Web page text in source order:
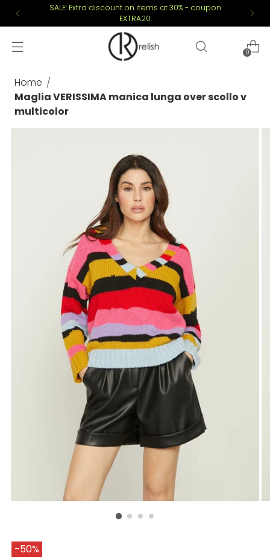
SALE: Extra discount on items at 30% - coupon
EXTRA20
0
Home
Maglia VERISSIMA manica lunga over scollo v
multicolor
-50%